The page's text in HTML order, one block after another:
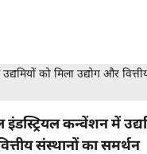
इंडस्ट्रियल कन्वेंशन में
संस्थानों का समर्थन